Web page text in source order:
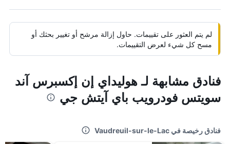
لم يتم العثور على تقييمات. حاول إزالة مرشح أو تغيير بحثك أو
مسح كل شيء لعرض التقييمات.
فنادق مشابهة لـ هوليداي إن إكسبرس آند
سويتس فودرويب باي آيتش جي
فنادق رخيصة في Vaudreuil-sur-le-Lac